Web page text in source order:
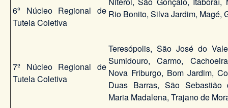
6º Núcleo Regional de
Tutela Coletiva
Rio Bonito, Silva Jardim, Magé,
7º Núcleo Regional de
Tutela Coletiva
Teresópolis, São José do
Sumidouro, Carmo,
Nova Friburgo, Bom Jardim,
Duas Barras, São
Maria Madalena, Trajano de